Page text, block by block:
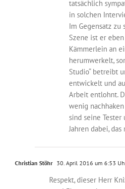
tatsächlich
in solchen
Im Gegensatz
Szene ist er
Kämmerlein an
herumwerkelt,
Studio“ betreibt
entwickelt und
Arbeit entlohnt.
wenig
sind seine
Jahren dabei,
Christian Stöhr 30. April 2016 um 6:53
Respekt, dieser Herr